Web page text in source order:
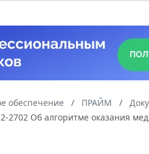
обеспечение ПРАЙМ
2702 Об алгоритме оказания